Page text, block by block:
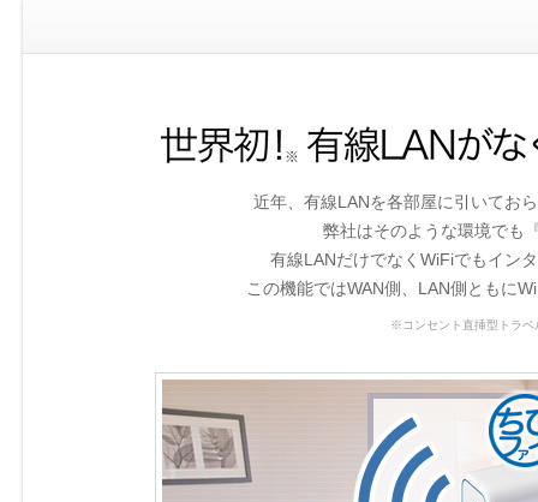
近年、有線LANを各部屋に引いてお
弊社はそのような環境でも
有線LANだけでなくWiFiでもイン
この機能ではWAN側、LAN側ともに
※コンセント直挿型トラベ